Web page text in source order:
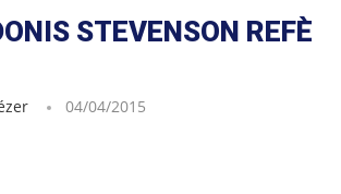
STEVENSON REFÈ
04/04/2015